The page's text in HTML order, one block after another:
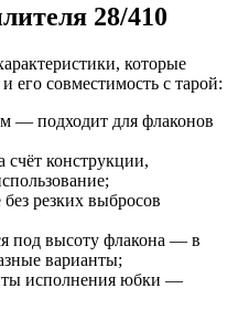
28/410
которые
его совместимость с тарой:
— подходит для флаконов
счёт конструкции,
резких выбросов
под высоту флакона — в
варианты;
исполнения юбки —